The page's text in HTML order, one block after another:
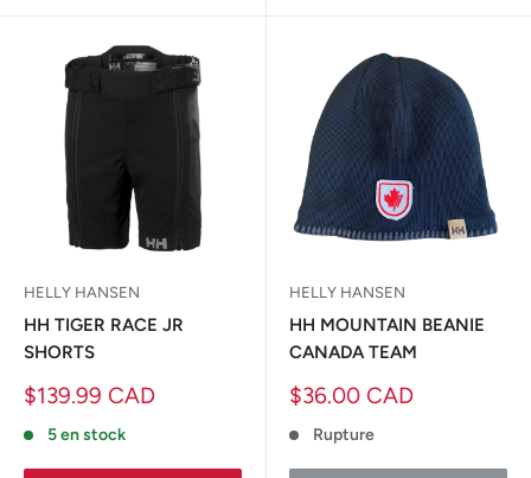
HELLY HANSEN
HH TIGER RACE JR
SHORTS
Prix
$139.99 CAD
5 en stock
HELLY HANSEN
HH MOUNTAIN BEANIE
CANADA TEAM
Prix
$36.00 CAD
Rupture